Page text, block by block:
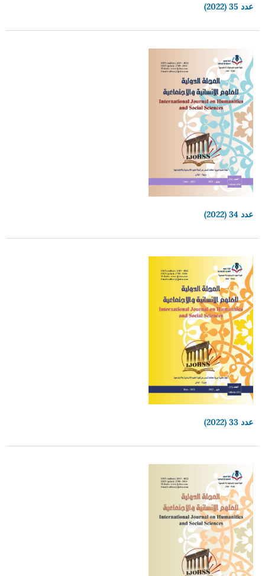
عدد 35 (2022)
عدد 34 (2022)
عدد 33 (2022)